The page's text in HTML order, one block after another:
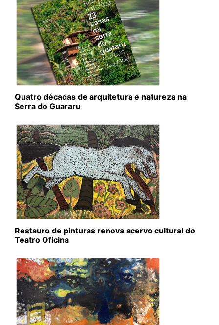
Quatro décadas de arquitetura e natureza na
Serra do Guararu
Restauro de pinturas renova acervo cultural do
Teatro Oficina